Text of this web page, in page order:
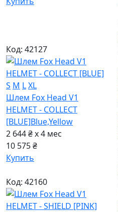
Код: 42127
S M LXL
Шлем Fox Head V1
HELMET - COLLECT
[BLUE]Blue,Yellow
2 644 ₴ x 4 мес
10 575 ₴
Купить
Код: 42160